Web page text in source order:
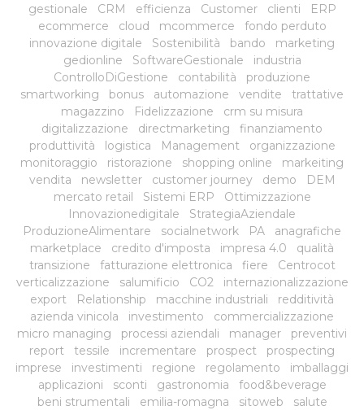
gestionale CRM efficienza Customer clienti
ERP
ecommerce
cloud mcommerce
fondo perduto
innovazione digitale
Sostenibilità bando
marketing
gedionline
SoftwareGestionale
industria
ControlloDiGestione
contabilità
produzione
smartworking
bonus automazione vendite
trattative
magazzino
Fidelizzazione
crm su misura
digitalizzazione
directmarketing
finanziamento
produttività
logistica Management
organizzazione
monitoraggio
ristorazione shopping online
markeiting
vendita
newsletter customer journey demo
DEM
mercato retail
Sistemi ERP
Ottimizzazione
Innovazionedigitale
StrategiaAziendale
ProduzioneAlimentare
socialnetwork PA
anagrafiche
marketplace
credito d'imposta impresa 4.0
qualità
transizione
fatturazione elettronica fiere
Centrocot
verticalizzazione
salumificio CO2
internazionalizzazione
export
Relationship macchine industriali
redditività
azienda vinicola
investimento
commercializzazione
micro managing
processi aziendali manager
preventivi
report
tessile incrementare prospect
prospecting
imprese
investimenti regione regolamento
imballaggi
applicazioni
sconti gastronomia
food&beverage
beni strumentali
emilia-romagna sitoweb
salute